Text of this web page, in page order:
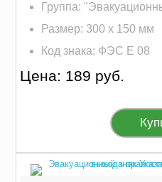
Группа:
Размер: 300 х 150 мм
Код знака: ФЭС E 08
Цена: 189 руб.